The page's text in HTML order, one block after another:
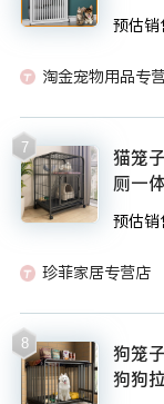
预估销
淘金宠物用品专
7
猫笼
厕一
预估销
珍菲家居专营店
8
狗笼
狗狗